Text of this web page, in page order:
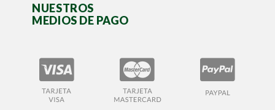
NUESTROS
MEDIOS DE PAGO